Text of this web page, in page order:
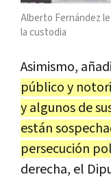
Alberto Fernández
la custodia
Asimismo,
público y
y algunos de
están
persecución
derecha, el